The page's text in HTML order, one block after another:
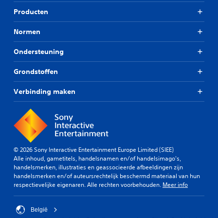
Producten
Normen
Ondersteuning
Grondstoffen
Verbinding maken
© 2026 Sony Interactive Entertainment Europe Limited (SIEE)
Alle inhoud, gametitels, handelsnamen en/of handelsimago's,
handelsmerken, illustraties en geassocieerde afbeeldingen zijn
handelsmerken en/of auteursrechtelijk beschermd materiaal van hun
respectievelijke eigenaren. Alle rechten voorbehouden. Meer info
België